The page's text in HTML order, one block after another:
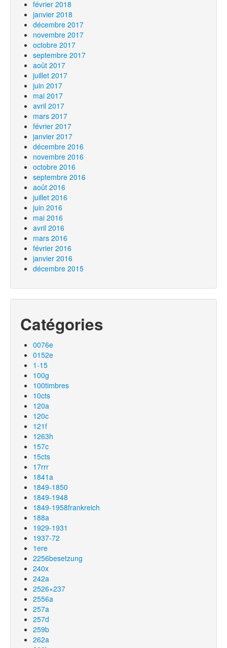
février 2018
janvier 2018
décembre 2017
novembre 2017
octobre 2017
septembre 2017
août 2017
juillet 2017
juin 2017
mai 2017
avril 2017
mars 2017
février 2017
janvier 2017
décembre 2016
novembre 2016
octobre 2016
septembre 2016
août 2016
juillet 2016
juin 2016
mai 2016
avril 2016
mars 2016
février 2016
janvier 2016
décembre 2015
Catégories
0076e
0152e
1-15
100g
100timbres
10cts
120a
120c
121f
1263h
157c
15cts
17rrr
1841a
1849-1850
1849-1948
1849-1958frankreich
188a
1929-1931
1937-72
1ere
2256besetzung
240x
242a
2526×237
2556a
257a
257d
259b
262a